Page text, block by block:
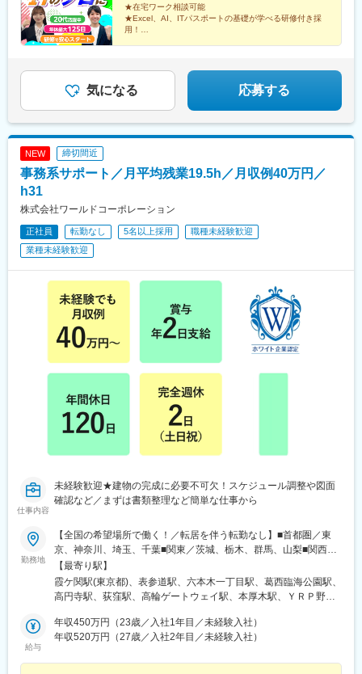
麻布十番駅、大国町駅、桃山御陵前駅、野田駅(阪神線)、肥後橋
駅、北浜駅(大阪府)、伏見駅(愛知県)、西横浜駅、龍谷富山高校
前、五島町駅
岡、岐阜、三重、大阪、兵庫、京都、滋賀、奈良、岡山、広島、
山口、福岡
★在宅ワーク相談可能
★Excel、AI、ITパスポートの基礎が学べる研修付き採
用！
気になる 応募する
NEW 締切間近
事務系サポート／月平均残業19.5h／月収例40万円／
h31
株式会社ワールドコーポレーション
正社員 転勤なし 5名以上採用
職種未経験歓迎
業種未経験歓迎
仕事内容
未経験歓迎★建物の完成に必要不可欠！スケジュール調整や図面
確認など／まずは書類整理など簡単な仕事から
勤務地
【全国の希望場所で働く！／転居を伴う転勤なし】■首都圏／東
京、神奈川、埼玉、千葉■関東／茨城、栃木、群馬、山梨■関西／
大阪、兵庫、京都、奈良、和歌山、滋賀■中部／愛知、岐阜、三
重、静岡■北信越／新潟、富山、石川、福井、長野■北海道・東北
／北海道、青森、秋田、岩手、宮城、福島、山形■中四国／鳥取、
佐賀、長崎、大分、熊本、宮崎、鹿児島、沖縄【事業所住所】■東
京本社／東京都千代田区2番町3番地5麹町三葉ビル3階■キャリア
階■関西支店／大阪府大阪市中央区平野町2丁目4-9 淀屋橋PREX2
【最寄り駅】
霞ケ関駅(東京都)、表参道駅、六本木一丁目駅、葛西臨海公園駅、
高円寺駅、荻窪駅、高輪ゲートウェイ駅、本厚木駅、ＹＲＰ野比
谷保駅、テレコムセンター駅、飛田給駅、高松駅(東京都)、昭和島
駅、拝島駅、北赤羽駅、柴崎体育館駅、西馬込駅、内幸町駅、東
給与
年収450万円（23歳／入社1年目／未経験入社）
年収520万円（27歳／入社2年目／未経験入社）